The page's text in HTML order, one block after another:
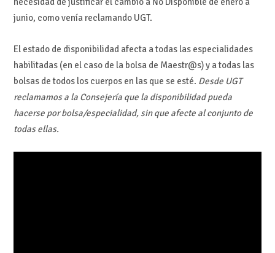
junio, como venía reclamando UGT.
El estado de disponibilidad afecta a todas las especialidades
habilitadas (en el caso de la bolsa de Maestr@s) y a todas las
bolsas de todos los cuerpos en las que se esté. Desde UGT
reclamamos a la Consejería que la disponibilidad pueda
hacerse por bolsa/especialidad, sin que afecte al conjunto de
todas ellas.